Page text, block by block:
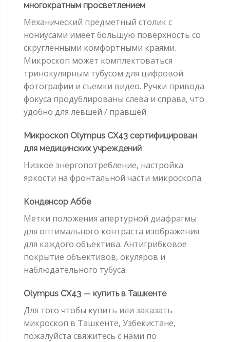
многократным просветлением
Механический предметный столик с
нониусами имеет большую поверхность со
скругленными комфортными краями.
Микроскоп может комплектоваться
тринокулярным тубусом для цифровой
фотографии и съемки видео. Ручки привода
фокуса продублированы слева и справа, что
удобно для левшей / правшей.
Микроскоп Olympus CX43 сертифицирован
для медицинских учреждений
Низкое энергопотребление, настройка
яркости на фронтальной части микроскопа.
Конденсор Аббе
Метки положения апертурной диафрагмы
для оптимального контраста изображения
для каждого объектива. Антигрибковое
покрытие объективов, окуляров и
наблюдательного тубуса.
Olympus CX43 — купить в Ташкенте
Для того чтобы купить или заказать
микроскоп в Ташкенте, Узбекистане,
пожалуйста свяжитесь с нами по